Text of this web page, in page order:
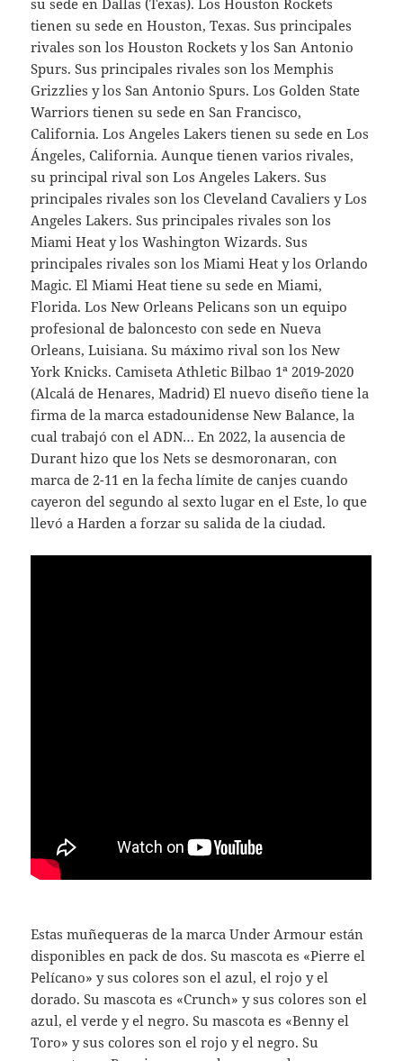
tienen su sede en Houston, Texas. Sus principales
rivales son los Houston Rockets y los San Antonio
Spurs. Sus principales rivales son los Memphis
Grizzlies y los San Antonio Spurs. Los Golden State
Warriors tienen su sede en San Francisco,
California. Los Angeles Lakers tienen su sede en Los
Ángeles, California. Aunque tienen varios rivales,
su principal rival son Los Angeles Lakers. Sus
principales rivales son los Cleveland Cavaliers y Los
Angeles Lakers. Sus principales rivales son los
Miami Heat y los Washington Wizards. Sus
principales rivales son los Miami Heat y los Orlando
Magic. El Miami Heat tiene su sede en Miami,
Florida. Los New Orleans Pelicans son un equipo
profesional de baloncesto con sede en Nueva
Orleans, Luisiana. Su máximo rival son los New
York Knicks. Camiseta Athletic Bilbao 1ª 2019-2020
(Alcalá de Henares, Madrid) El nuevo diseño tiene la
firma de la marca estadounidense New Balance, la
cual trabajó con el ADN… En 2022, la ausencia de
Durant hizo que los Nets se desmoronaran, con
marca de 2-11 en la fecha límite de canjes cuando
cayeron del segundo al sexto lugar en el Este, lo que
llevó a Harden a forzar su salida de la ciudad.
Estas muñequeras de la marca Under Armour están
disponibles en pack de dos. Su mascota es «Pierre el
Pelícano» y sus colores son el azul, el rojo y el
dorado. Su mascota es «Crunch» y sus colores son el
azul, el verde y el negro. Su mascota es «Benny el
Toro» y sus colores son el rojo y el negro. Su